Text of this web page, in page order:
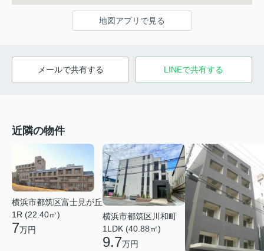
地図アプリで見る
メールで共有する LINEで共有する
近隣の物件
横浜市都筑区富士見が丘
1R (22.40㎡)
7万円
横浜市都筑区川和町
1LDK (40.88㎡)
9.7万円